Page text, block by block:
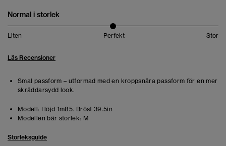
Normal i storlek
Liten Perfekt Stor
Läs Recensioner
Smal passform – utformad med en kroppsnära passform för en mer
skräddarsydd look.
Modell: Höjd 1m85. Bröst 39.5in
Modellen bär storlek: M
Storleksguide